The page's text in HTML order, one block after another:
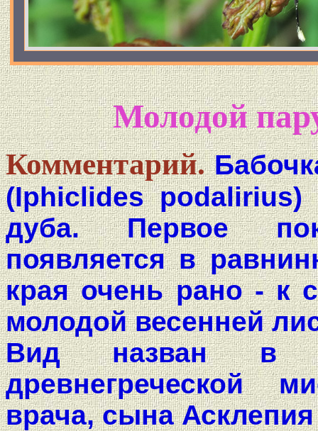
Молодой
Комментарий.
(Iphiclides podalirius)
дуба. Первое
появляется в
края очень рано - к
молодой весенней
Вид назван в
древнегреческой
врача, сына